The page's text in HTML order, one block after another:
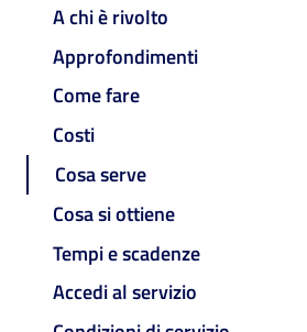
A chi è rivolto
Approfondimenti
Come fare
Costi
Cosa serve
Cosa si ottiene
Tempi e scadenze
Accedi al servizio